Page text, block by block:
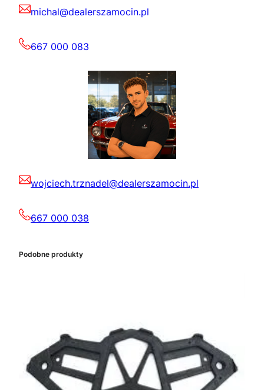
michal@dealerszamocin.pl
667 000 083
wojciech.trznadel@dealerszamocin.pl
667 000 038
Podobne produkty